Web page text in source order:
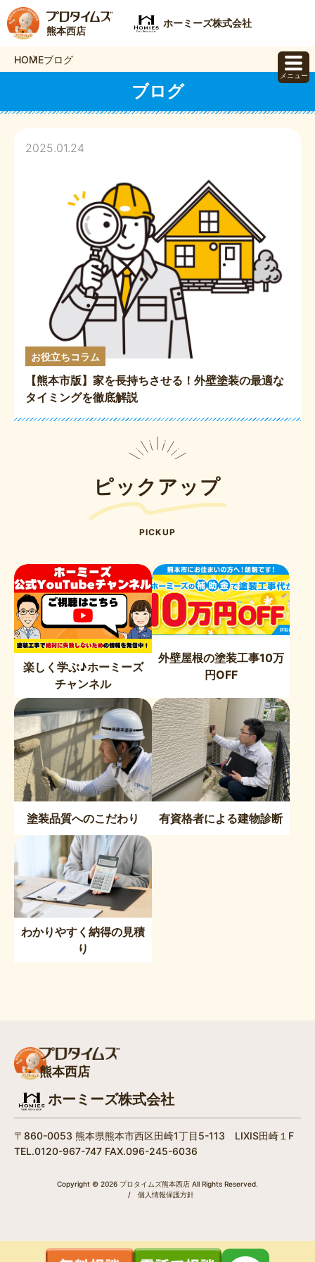
熊本西店
ホーミーズ株式会社
HOMEブログ
ブログ
2025.01.24
お役立ちコラム
【熊本市版】家を長持ちさせる！外壁塗装の最適な
タイミングを徹底解説
ピックアップ
PICKUP
楽しく学ぶ♪ホーミーズ
チャンネル
外壁屋根の塗装工事10万
円OFF
塗装品質へのこだわり 有資格者による建物診断
わかりやすく納得の見積
り
熊本西店
ホーミーズ株式会社
〒860-0053 熊本県熊本市西区田崎1丁目5-113 LIXIS田崎１F
TEL.0120-967-747 FAX.096-245-6036
Copyright © 2026 プロタイムズ熊本西店 All Rights Reserved.
/
個人情報保護方針
メニュー